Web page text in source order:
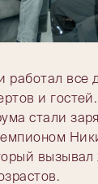
работал все
и
стали